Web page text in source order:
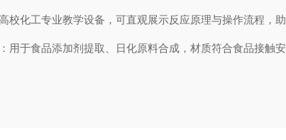
校化工专业教学设备，可直观展示反应原理与操作流程，
：用于食品添加剂提取、日化原料合成，材质符合食品接触